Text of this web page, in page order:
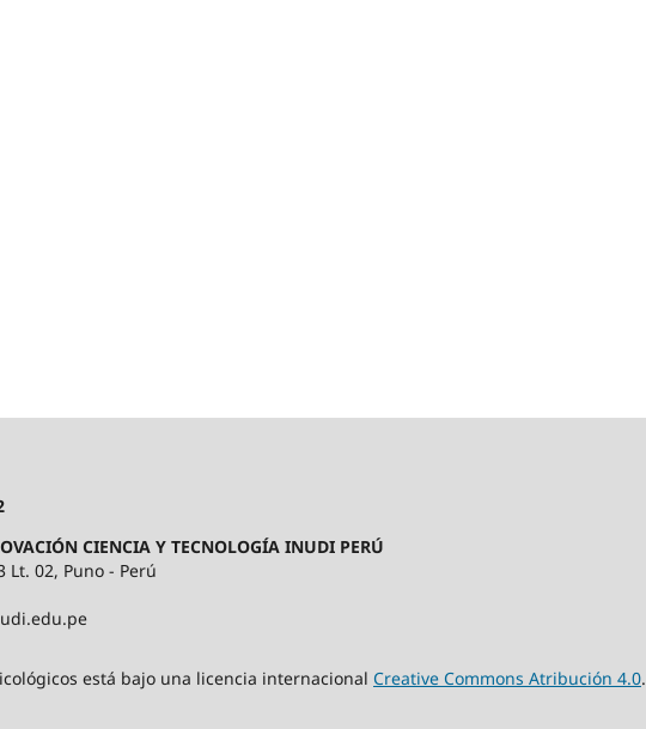
CIENCIA Y TECNOLOGÍA INUDI PERÚ
Lt. 02, Puno - Perú
está bajo una licencia internacional Creative Commons Atribución 4.0.